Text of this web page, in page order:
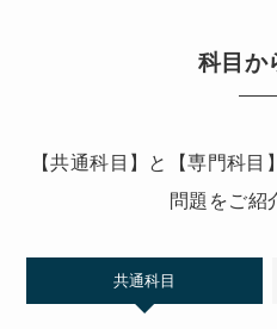
科目か
【共通科目】と【専門科
問題をご紹
共通科目